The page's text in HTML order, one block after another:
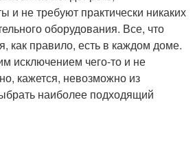
и не требуют практически никаких
оборудования. Все, что
как правило, есть в каждом доме.
исключением чего-то и не
кажется, невозможно из
наиболее подходящий